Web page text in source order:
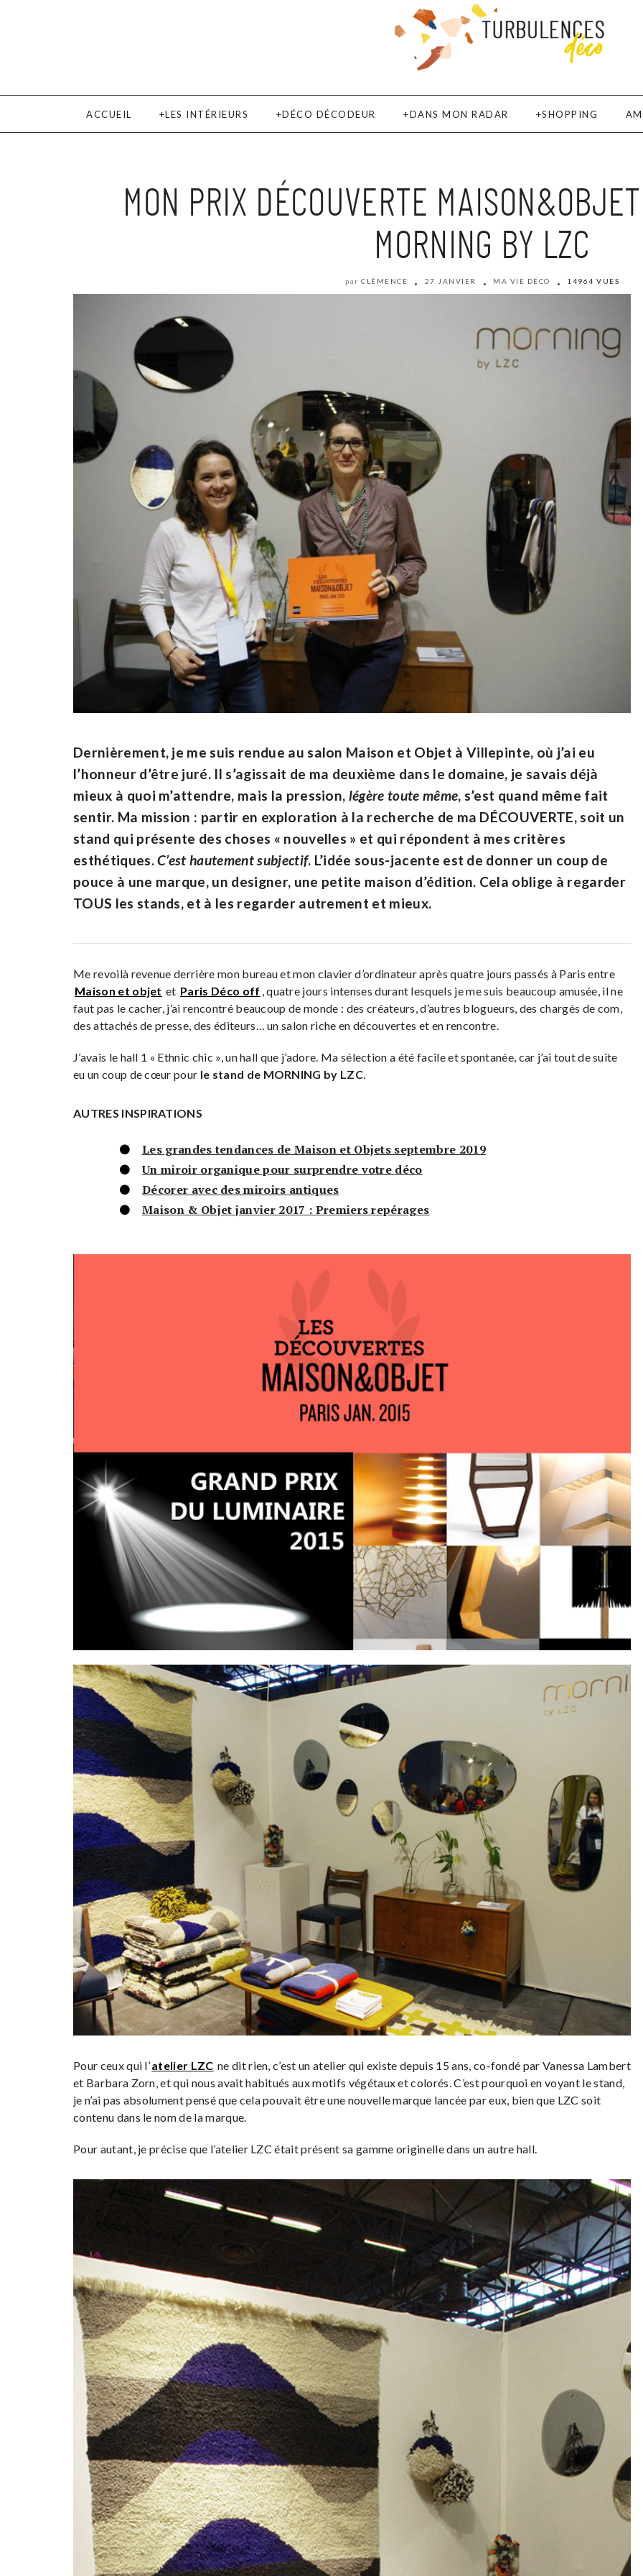
ACCUEIL LES INTÉRIEURS DÉCO DÉCODEUR DANS MON RADAR SHOPPING
MON PRIX DÉCOUVERTE
MORNING BY LZC
par CLÉMENCE 27 JANVIER MA VIE DÉCO 14964 VUES
Dernièrement, je me suis rendue au salon Maison et Objet à Villepinte, où j’ai eu
l’honneur d’être juré. Il s’agissait de ma deuxième dans le domaine, je savais déjà
mieux à quoi m’attendre, mais la pression, légère toute même, s’est quand même fait
sentir. Ma mission : partir en exploration à la recherche de ma DÉCOUVERTE, soit un
stand qui présente des choses « nouvelles » et qui répondent à mes critères
esthétiques.C’est hautement subjectif. L’idée sous-jacente est de donner un coup de
pouce à une marque, un designer, une petite maison d’édition. Cela oblige à regarder
TOUS les stands, et à les regarder autrement et mieux.
Me revoilà revenue derrière mon bureau et mon clavier d’ordinateur après quatre jours passés à Paris entre
Maison et objet et Paris Déco off , quatre jours intenses durant lesquels je me suis beaucoup amusée, il ne
faut pas le cacher, j’ai rencontré beaucoup de monde : des créateurs, d’autres blogueurs, des chargés de com,
des attachés de presse, des éditeurs… un salon riche en découvertes et en rencontre.
J’avais le hall 1 « Ethnic chic », un hall que j’adore. Ma sélection a été facile et spontanée, car j’ai tout de suite
eu un coup de cœur pour le stand de MORNING by LZC
AUTRES INSPIRATIONS
Les grandes tendances de Maison et Objets septembre 2019
Un miroir organique pour surprendre votre déco
Décorer avec des miroirs antiques
Maison & Objet janvier 2017 : Premiers repérages
Pour ceux qui l’atelier LZC ne dit rien, c’est un atelier qui existe depuis 15 ans, co-fondé par Vanessa Lambert
et Barbara Zorn, et qui nous avait habitués aux motifs végétaux et colorés. C’est pourquoi en voyant le stand,
je n’ai pas absolument pensé que cela pouvait être une nouvelle marque lancée par eux, bien que LZC soit
contenu dans le nom de la marque.
Pour autant, je précise que l’atelier LZC était présent sa gamme originelle dans un autre hall.